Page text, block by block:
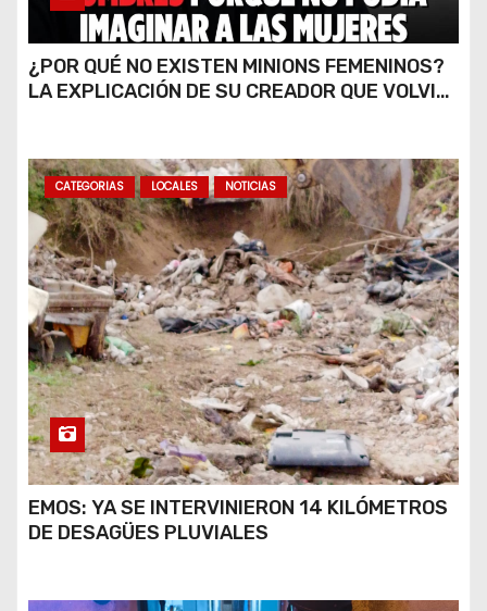
¿POR QUÉ NO EXISTEN MINIONS FEMENINOS?
LA EXPLICACIÓN DE SU CREADOR QUE VOLVIÓ
CATEGORIAS LOCALES NOTICIAS
EMOS: YA SE INTERVINIERON 14 KILÓMETROS
DE DESAGÜES PLUVIALES